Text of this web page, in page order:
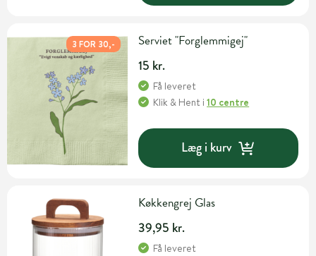
3 FOR 30,- Serviet "Forglemmigej"
15 kr.
Få leveret
Klik & Hent i10 centre
Læg i kurv
Køkkengrej Glas
39,95 kr.
Få leveret